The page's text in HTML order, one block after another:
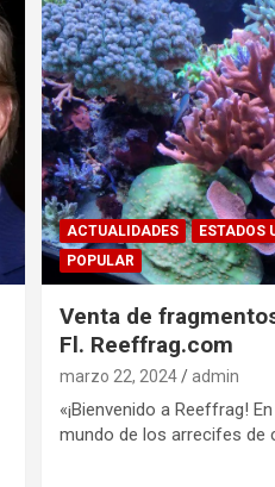
ACTUALIDADES ESTADOS
POPULAR
Venta de
Fl. Reeffrag.com
marzo 22, 2024 admin
«¡Bienvenido a Reeffrag!
mundo de los arrecifes de